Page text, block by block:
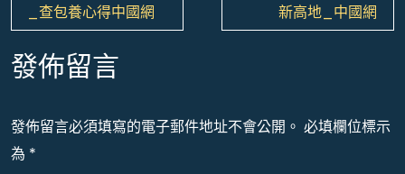
覽
_查包養心得中國網
新高地_中國網
發佈留言
發佈留言必須填寫的電子郵件地址不會公開。 必填欄位標示
為 *